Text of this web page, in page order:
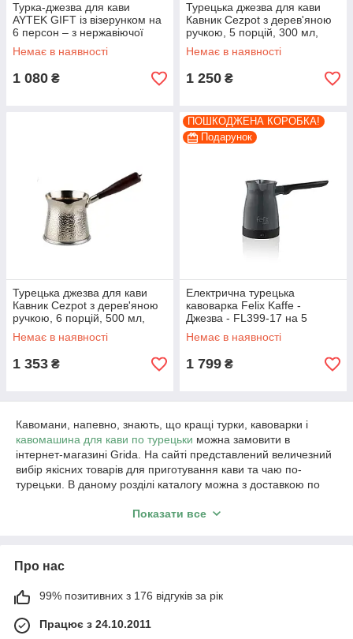
Турка-джезва для кави
AYTEK GIFT із візерунком на
6 персон – з нержавіючої
сталі 500 мл колір Золото
Немає в наявності
1 080 ₴
Турецька джезва для кави
Кавник Cezpot з дерев'яною
ручкою, 5 порцій, 300 мл,
сумісний з індукційними
плитами
Немає в наявності
1 250 ₴
Турецька джезва для кави
Кавник Cezpot з дерев'яною
ручкою, 6 порцій, 500 мл,
сумісний з індукційними
плитами Колір Хром
Немає в наявності
1 353 ₴
ПОШКОДЖЕНА КОРОБКА!
Подарунок
Електрична турецька
кавоварка Felix Kaffe -
Джезва - FL399-17 на 5
чашок 700 Вт
Немає в наявності
1 799 ₴
Кавомани, напевно, знають, що кращі турки, кавоварки і
кавомашина для кави по турецьки можна замовити в
інтернет-магазині Grida. На сайті представлений величезний
вибір якісних товарів для приготування кави та чаю по-
турецьки. В даному розділі каталогу можна з доставкою по
Такі турки можуть не тільки вдало доповнити вашу колекцію
класичні мідні турки, з патіновим і срібним покриттям.
для кави по турецьки
Показати все
Про нас
99% позитивних з 176 відгуків за рік
Працює з 24.10.2011